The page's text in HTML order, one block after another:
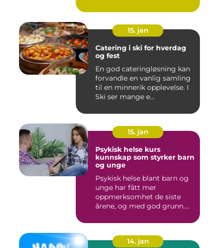
15. jan
Catering i ski for hverdag
og fest
En god cateringløsning kan
forvandle en vanlig samling
til en minnerik opplevelse. I
Ski ser mange e...
15. jan
Psykisk helse kurs
kunnskap som styrker barn
og unge
Psykisk helse blant barn og
unge har fått mer
oppmerksomhet de siste
årene, og med god grunn.
14. jan